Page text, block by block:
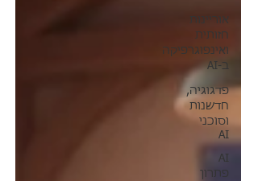
אוריינות
חזותית
ואינפוגרפיקה
ב-AI
פדגוגיה,
חדשנות
וסוכני
AI
AI
פתרון